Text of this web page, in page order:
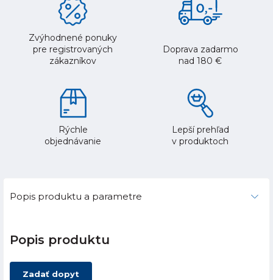
Zvýhodnené ponuky
pre registrovaných
zákazníkov
Doprava zadarmo
nad 180 €
Rýchle
objednávanie
Lepší prehľad
v produktoch
Popis produktu a parametre
Popis produktu
Zadať dopyt